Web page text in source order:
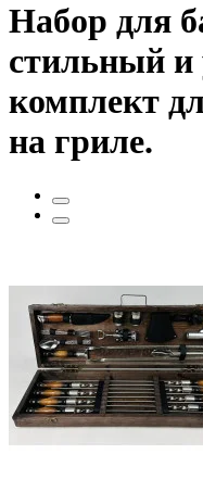
Набор для
стильный и
комплект
на гриле.